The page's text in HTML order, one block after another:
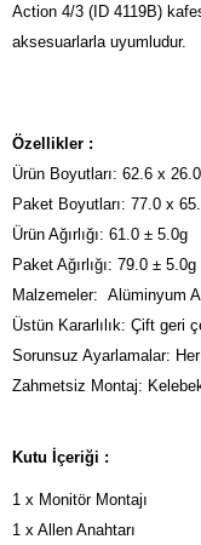
Action 4/3 (ID 4119B)
aksesuarlarla uyumludur.
Özellikler :
Ürün Boyutları: 62.6 x
Paket Boyutları: 77.0 x
Ürün Ağırlığı: 61.0 ± 5.0g
Paket Ağırlığı: 79.0 ± 5.0g
Malzemeler:  Alüminyum
Üstün Kararlılık: Çift geri
Sorunsuz Ayarlamalar:
Zahmetsiz Montaj:
Kutu İçeriği :
1 x Monitör Montajı
1 x Allen Anahtarı